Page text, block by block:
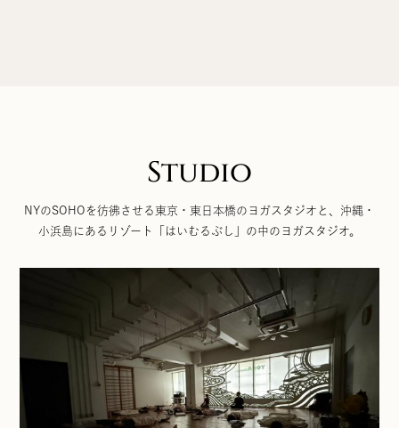
Studio
NYのSOHOを彷彿させる東京・東日本橋のヨガスタジオと、沖縄・
小浜島にあるリゾート「はいむるぶし」の中のヨガスタジオ。